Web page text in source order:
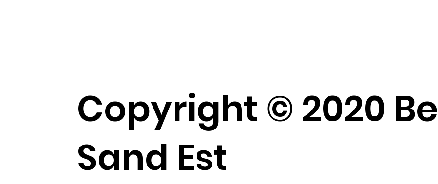
Copyright © 2020
Sand Est